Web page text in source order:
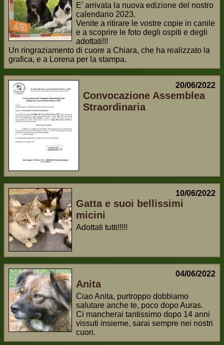
E' arrivata la nuova edizione del nostro
calendario 2023.
Venite a ritirare le vostre copie in canile
e a scoprire le foto degli ospiti e degli
adottati!!!
Un ringraziamento di cuore a Chiara, che ha realizzato la
grafica, e a Lorena per la stampa.
20/06/2022
Convocazione Assemblea
Straordinaria
10/06/2022
Gatta e suoi bellissimi
micini
Adottati tutti!!!!!
04/06/2022
Anita
Ciao Anita, purtroppo dobbiamo
salutare anche te, poco dopo Auras.
Ci mancherai tantissimo dopo 14 anni
vissuti insieme, sarai sempre nei nostri
cuori.